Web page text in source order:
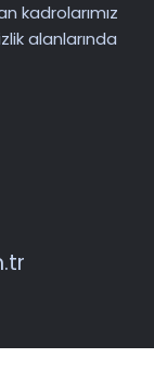
kadrolarımız
alanlarında